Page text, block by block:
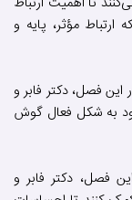
ارتباط مؤثر، پایه و
فصل، دکتر فابر و
به شکل فعال گوش
فصل، دکتر فابر و